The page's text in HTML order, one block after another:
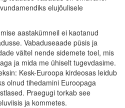
elujõulisele
aastakümneil ei kaotanud
Vabaduseaade püsis ja
vältel nende sidemete toel, mis
ja mida me ühiselt tugevdasime.
Kesk-Euroopa kirdeosas leidub
olnud tihedamini Euroopaga
Praegugi torkab see
ja kommetes.